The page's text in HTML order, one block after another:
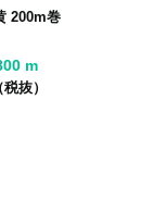
200m巻
m
抜）